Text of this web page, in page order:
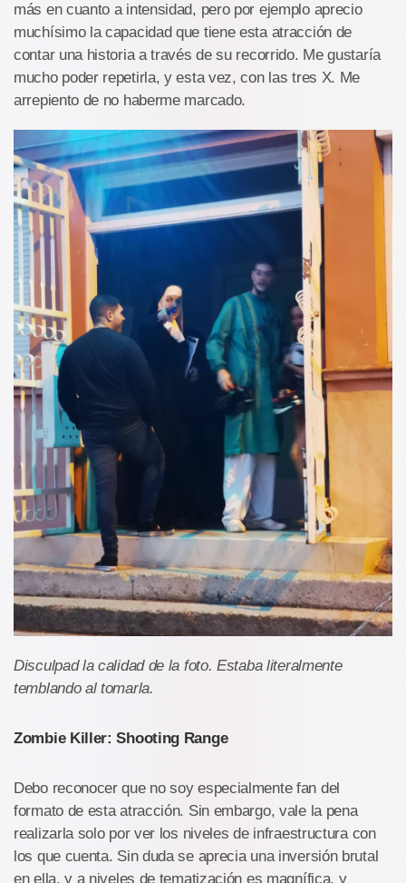
más en cuanto a intensidad, pero por ejemplo aprecio
muchísimo la capacidad que tiene esta atracción de
contar una historia a través de su recorrido. Me gustaría
mucho poder repetirla, y esta vez, con las tres X. Me
arrepiento de no haberme marcado.
Disculpad la calidad de la foto. Estaba literalmente
temblando al tomarla.
Zombie Killer: Shooting Range
Debo reconocer que no soy especialmente fan del
formato de esta atracción. Sin embargo, vale la pena
realizarla solo por ver los niveles de infraestructura con
los que cuenta. Sin duda se aprecia una inversión brutal
en ella, y a niveles de tematización es magnífica, y